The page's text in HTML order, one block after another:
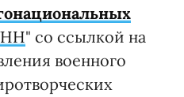
" со ссылкой на
военного